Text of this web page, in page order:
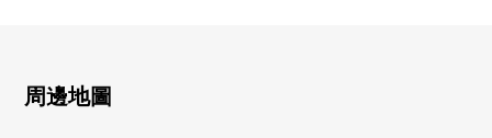
①所有房間地板張替換
周邊地圖